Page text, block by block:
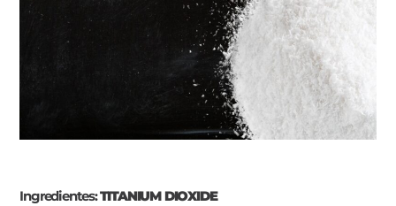
Ingredientes:TITANIUM DIOXIDE